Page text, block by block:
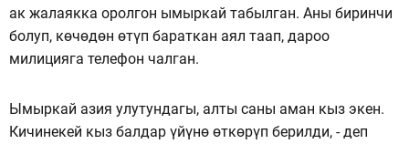
ак жалаякка оролгон ымыркай табылган. Аны биринчи
болуп, көчөдөн өтүп бараткан аял таап, дароо
милицияга телефон чалган.
Ымыркай азия улутундагы, алты саны аман кыз экен.
Кичинекей кыз балдар үйүнө өткөрүп берилди, - деп